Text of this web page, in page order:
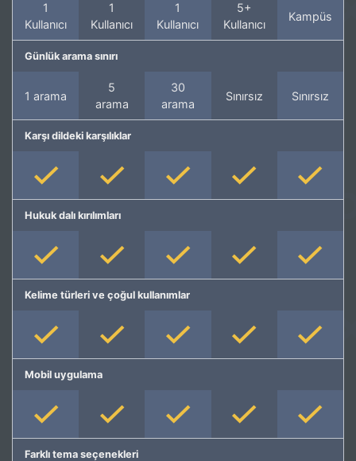
1
Kullanıcı
1
Kullanıcı
1
Kullanıcı
5+
Kullanıcı
Kampüs
Günlük arama sınırı
1 arama
5
arama
30
arama
Sınırsız Sınırsız
Karşı dildeki karşılıklar
Hukuk dalı kırılımları
Kelime türleri ve çoğul kullanımlar
Mobil uygulama
Farklı tema seçenekleri